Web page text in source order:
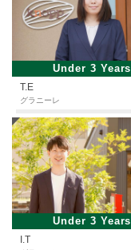
Under 3 Years
T.E
グラニーレ
Under 3 Years
I.T